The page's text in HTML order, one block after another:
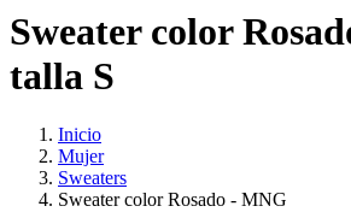
Sweater color
talla S
Inicio
Mujer
Sweaters
Sweater color Rosado - MNG